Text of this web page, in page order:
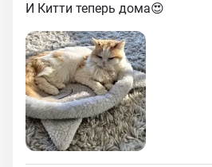
И Китти теперь дома😍